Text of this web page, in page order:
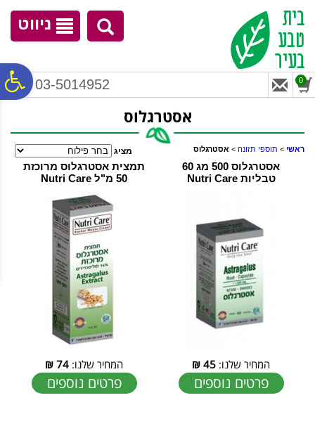
נגישות
ניווט
03-5014952 0
אסטרגלוס
ראשי > תוספי תזונה > אסטרגלוס מציג
אסטרגלוס 500 מג 60
טבליות Nutri Care
המחיר שלנו: 45
₪
פרטים נוספים
תמצית אסטרגלוס מרוכזת
50 מ"ל Nutri Care
המחיר שלנו: 74
₪
פרטים נוספים